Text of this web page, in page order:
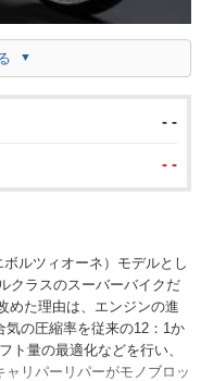
- -
- -
ルツィオーネ）モデルとし
クラスのスーバーバイクだ
めた理由は、エンジンの進
の圧縮率を従来の12：1か
ト量の最適化などを行い、
リパーリパーがモノブロッ